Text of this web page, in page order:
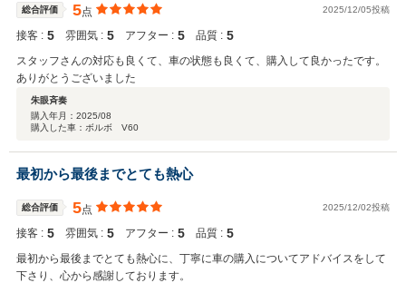
総合評価 5点 2025/12/05投稿
接客 : 5 雰囲気 : 5 アフター : 5 品質 : 5
スタッフさんの対応も良くて、車の状態も良くて、購入して良かったです。
ありがとうございました
朱眼斉奏
購入年月： 2025/08
購入した車：ボルボ V60
最初から最後までとても熱心
総合評価 5点 2025/12/02投稿
接客 : 5 雰囲気 : 5 アフター : 5 品質 : 5
最初から最後までとても熱心に、丁寧に車の購入についてアドバイスをして
下さり、心から感謝しております。